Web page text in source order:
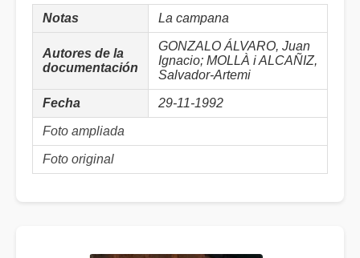
Notas La campana
Autores de la
documentación
GONZALO ÁLVARO, Juan
Ignacio; MOLLÀ i ALCAÑIZ,
Salvador-Artemi
Fecha 29-11-1992
Foto ampliada
Foto original